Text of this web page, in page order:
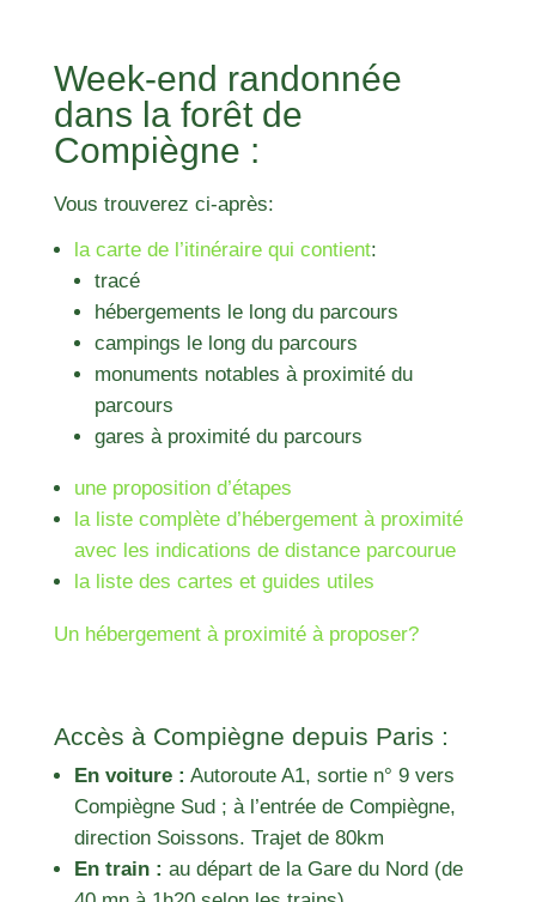
Week-end randonnée
dans la forêt de
Compiègne :
Vous trouverez ci-après:
la carte de l’itinéraire qui contient:
tracé
hébergements le long du parcours
campings le long du parcours
monuments notables à proximité du
parcours
gares à proximité du parcours
une proposition d’étapes
la liste complète d’hébergement à proximité
avec les indications de distance parcourue
la liste des cartes et guides utiles
Un hébergement à proximité à proposer?
Accès à Compiègne depuis Paris :
En voiture : Autoroute A1, sortie n° 9 vers
Compiègne Sud ; à l’entrée de Compiègne,
direction Soissons. Trajet de 80km
En train : au départ de la Gare du Nord (de